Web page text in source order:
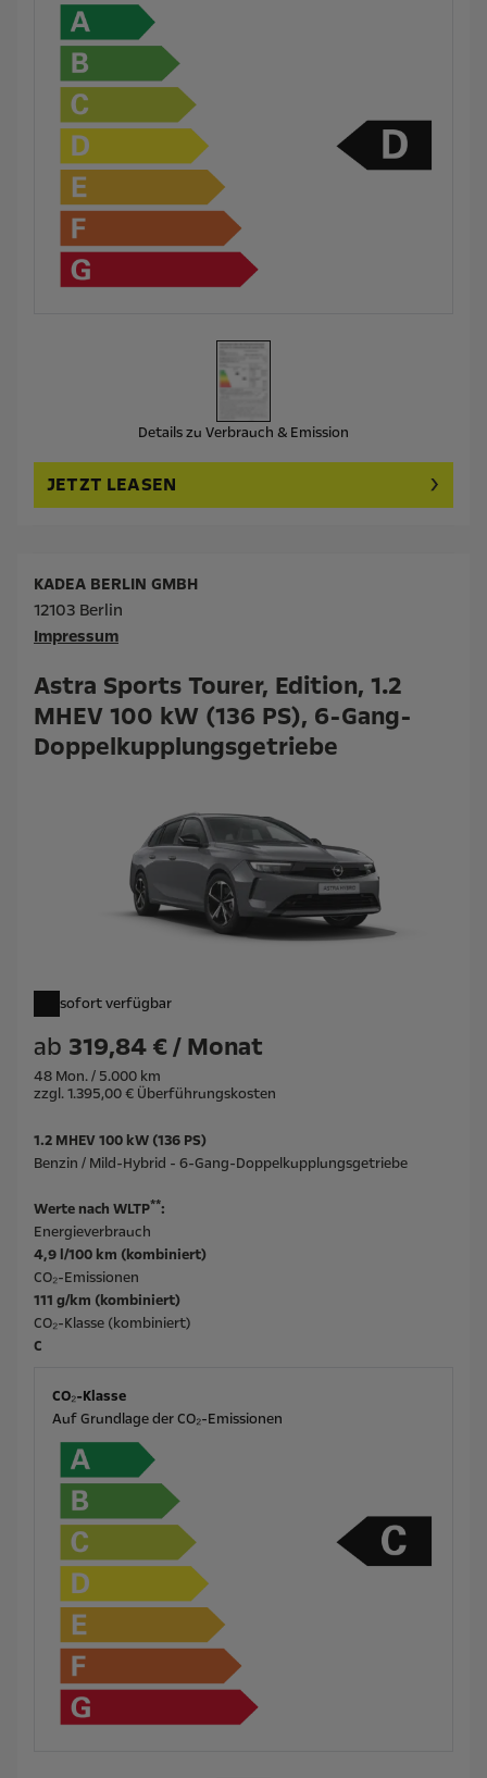
Details zu Verbrauch & Emission
JETZT LEASEN
Astra Sports Tourer, Edition, 1.2
MHEV 100 kW (136 PS), 6-Gang-
Doppelkupplungsgetriebe
sofort verfügbar
ab 319,84 € / Monat
48 Mon. / 5.000 km
zzgl. 1.395,00 € Überführungskosten
KADEA BERLIN GMBH
12103 Berlin
Impressum
1.2 MHEV 100 kW (136 PS)
Benzin / Mild-Hybrid - 6-Gang-Doppelkupplungsgetriebe
Werte nach WLTP**:
Energieverbrauch
4,9 l/100 km (kombiniert)
CO₂-Emissionen
111 g/km (kombiniert)
CO₂-Klasse (kombiniert)
C
CO₂-Klasse
Auf Grundlage der CO₂-Emissionen